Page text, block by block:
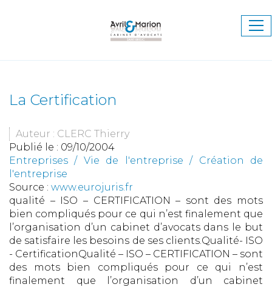
La Certification
Auteur : CLERC Thierry
Publié le : 09/10/2004
Entreprises / Vie de l'entreprise / Création de
l'entreprise
Source : www.eurojuris.fr
qualité – ISO – CERTIFICATION – sont des mots
bien compliqués pour ce qui n’est finalement que
l’organisation d’un cabinet d’avocats dans le but
de satisfaire les besoins de ses clients.Qualité- ISO
- CertificationQualité – ISO – CERTIFICATION – sont
des mots bien compliqués pour ce qui n’est
finalement que l’organisation d’un cabinet